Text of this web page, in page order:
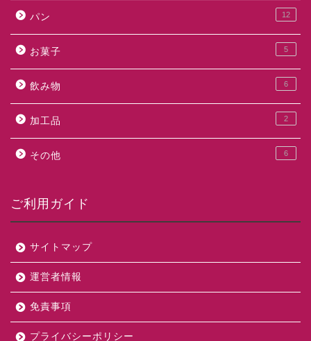
パン 12
お菓子 5
飲み物 6
加工品 2
その他 6
ご利用ガイド
サイトマップ
運営者情報
免責事項
プライバシーポリシー